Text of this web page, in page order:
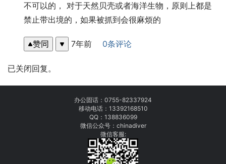
不可以的， 对于天然贝壳或者海洋生物，原则上都是
禁止带出境的，如果被抓到会很麻烦的
赞同 7年前 0条评论
已关闭回复。
办公固话： 0755-82337924
移动电话： 13392168510
QQ：138836099
微信公众号：chinadiver
微信客服: